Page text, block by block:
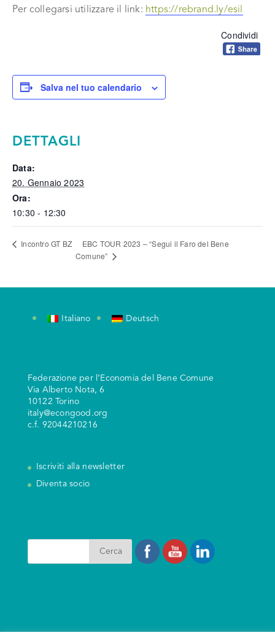
Per collegarsi utilizzare il link: https://rebrand.ly/esil
Condividi
Salva nel tuo calendario
DETTAGLI
Data:
20. Gennaio 2023
Ora:
10:30 - 12:30
Incontro GT BZ
EBC TOUR 2023 – “Segui il Faro del Bene
Comune”
Italiano Deutsch
Federazione per l’Economia del Bene Comune
Via Alberto Nota, 6
10122 Torino
italy@econgood.org
c.f. 92044210216
Iscriviti alla newsletter
Diventa socio